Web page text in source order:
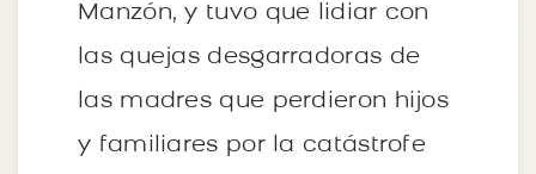
Manzón, y tuvo que lidiar con
las quejas desgarradoras de
las madres que perdieron hijos
y familiares por la catástrofe